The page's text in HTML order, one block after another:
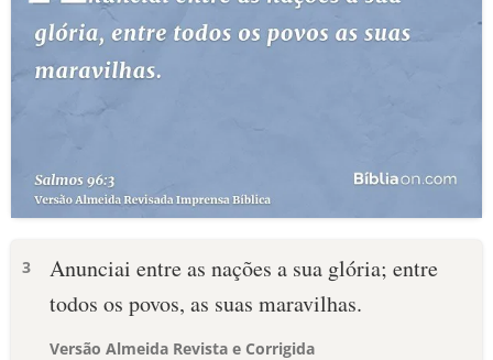
3
Anunciai entre as nações a sua glória; entre
todos os povos, as suas maravilhas.
Versão Almeida Revista e Corrigida